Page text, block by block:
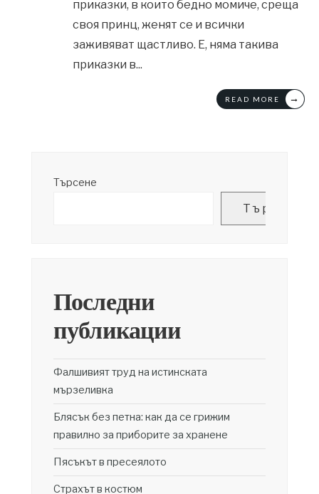
приказки, в които бедно момиче, среща
своя принц, женят се и всички
заживяват щастливо. Е, няма такива
приказки в...
READ MORE →
Търсене
Търсене
Последни
публикации
Фалшивият труд на истинската
мързеливка
Блясък без петна: как да се грижим
правилно за приборите за хранене
Пясъкът в пресеялото
Страхът в костюм